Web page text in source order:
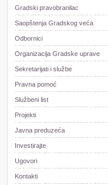
Gradski pravobranilac
Saopštenja Gradskog veća
Odbornici
Organizacija Gradske uprave
Sekretarijati i službe
Pravna pomoć
Službeni list
Projekti
Javna preduzeća
Investirajte
Ugovori
Kontakti